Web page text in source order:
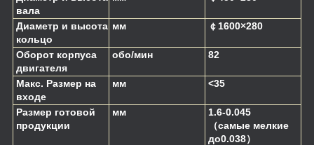
вала
Диаметр и высота
кольцо
мм ￠1600×280
Оборот корпуса
двигателя
обо/мин 82
Макс. Размер на
входе
мм <35
Размер готовой
продукции
мм
1.6-0.045
（самые мелкие
до0.038）